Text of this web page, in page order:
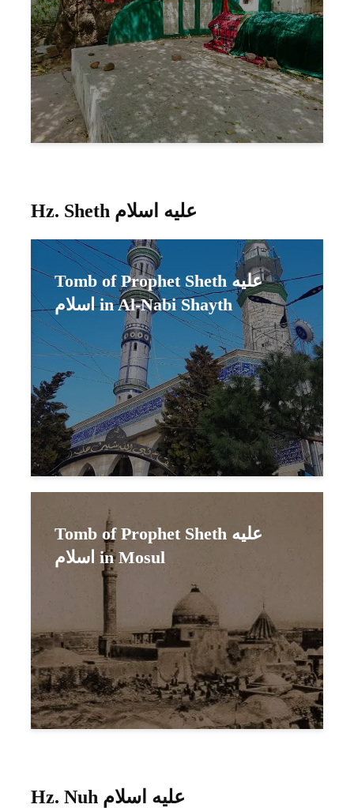
Hz. Sheth عليه اسلام
Tomb of Prophet Sheth عليه
اسلام in Al-Nabi Shayth
Tomb of Prophet Sheth عليه
اسلام in Mosul
Hz. Nuh عليه اسلام